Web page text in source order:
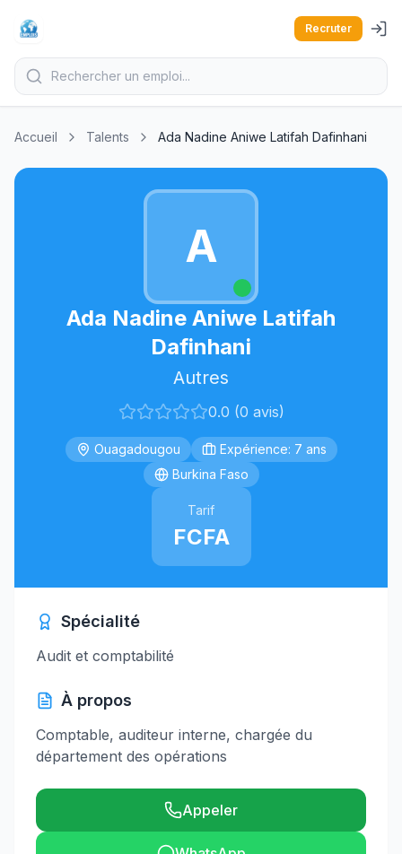
Recruter
Accueil Talents Ada Nadine Aniwe Latifah Dafinhani
A
Ada Nadine Aniwe Latifah
Dafinhani
Autres
0.0 (0 avis)
Ouagadougou
Expérience: 7 ans
Burkina Faso
Tarif
FCFA
Spécialité
Audit et comptabilité
À propos
Comptable, auditeur interne, chargée du
département des opérations
Appeler